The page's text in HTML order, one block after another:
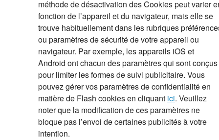
méthode de désactivation des Cookies peut varier
fonction de l’appareil et du navigateur, mais elle se
trouve habituellement dans les rubriques
ou paramètres de sécurité de votre appareil ou
navigateur. Par exemple, les appareils iOS et
Android ont chacun des paramètres qui sont conçus
pour limiter les formes de suivi publicitaire. Vous
pouvez gérer vos paramètres de confidentialité en
matière de Flash cookies en cliquant ici. Veuillez
noter que la modification de ces paramètres ne
bloque pas l’envoi de certaines publicités à votre
intention.